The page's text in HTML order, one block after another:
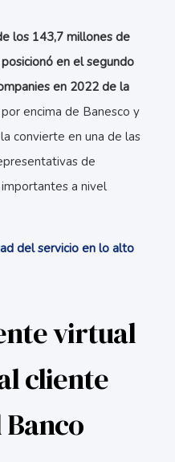
los 143,7 millones de
en el segundo
en 2022 de la
por encima de Banesco y
convierte en una de las
de
a nivel
del servicio en lo alto
virtual
cliente